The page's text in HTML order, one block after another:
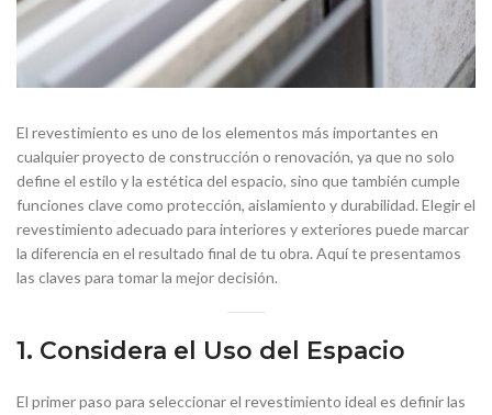
El revestimiento es uno de los elementos más importantes en
cualquier proyecto de construcción o renovación, ya que no solo
define el estilo y la estética del espacio, sino que también cumple
funciones clave como protección, aislamiento y durabilidad. Elegir el
revestimiento adecuado para interiores y exteriores puede marcar
la diferencia en el resultado final de tu obra. Aquí te presentamos
las claves para tomar la mejor decisión.
1. Considera el Uso del Espacio
El primer paso para seleccionar el revestimiento ideal es definir las